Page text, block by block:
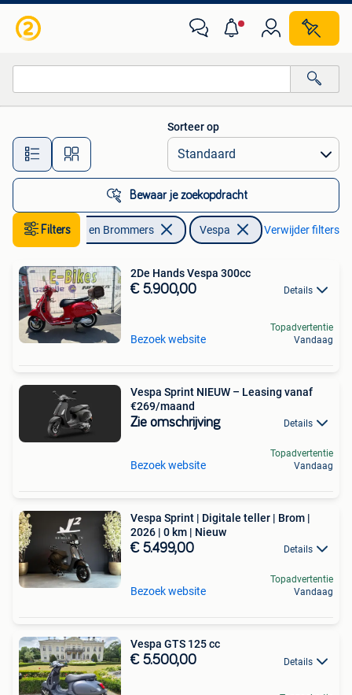
Alle afstanden…
Sorteer op
Bewaar je zoekopdracht
Filters
Fietsen en Brommers Vespa Verwijder filters
2De Hands Vespa 300cc
€ 5.900,00 Details
Bezoek website
Topadvertentie
Vandaag
Vespa Sprint NIEUW – Leasing vanaf
€269/maand
Zie omschrijving Details
Bezoek website
Topadvertentie
Vandaag
Vespa Sprint | Digitale teller | Brom |
2026 | 0 km | Nieuw
€ 5.499,00 Details
Bezoek website
Topadvertentie
Vandaag
Vespa GTS 125 cc
€ 5.500,00 Details